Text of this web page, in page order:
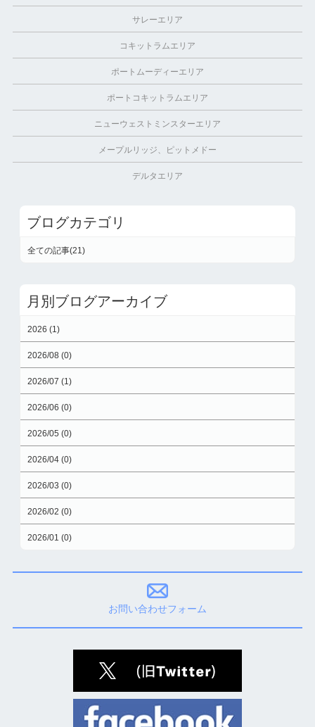
サレーエリア
コキットラムエリア
ポートムーディーエリア
ポートコキットラムエリア
ニューウェストミンスターエリア
メープルリッジ、ピットメドー
デルタエリア
ブログカテゴリ
全ての記事(21)
月別ブログアーカイブ
2026 (1)
2026/08 (0)
2026/07 (1)
2026/06 (0)
2026/05 (0)
2026/04 (0)
2026/03 (0)
2026/02 (0)
2026/01 (0)
お問い合わせフォーム